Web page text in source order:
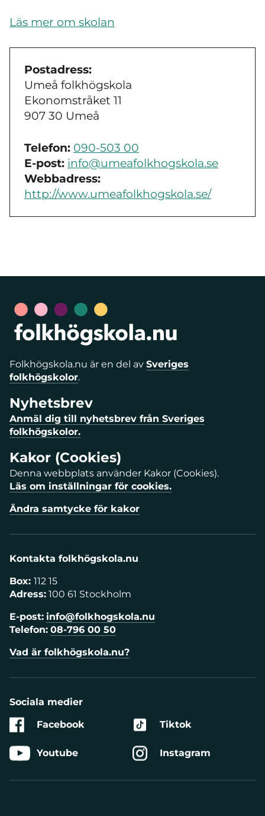
Läs mer om skolan
Postadress:
Umeå folkhögskola
Ekonomstråket 11
907 30 Umeå
Telefon: 090-503 00
E-post: info@umeafolkhogskola.se
Webbadress:
http://www.umeafolkhogskola.se/
Folkhögskola.nu är en del av Sveriges
folkhögskolor.
Nyhetsbrev
Anmäl dig till nyhetsbrev från Sveriges
folkhögskolor.
Kakor (Cookies)
Denna webbplats använder Kakor (Cookies).
Läs om inställningar för cookies.
Ändra samtycke för kakor
Kontakta folkhögskola.nu
Box: 112 15
Adress: 100 61 Stockholm
E-post: info@folkhogskola.nu
Telefon: 08-796 00 50
Vad är folkhögskola.nu?
Sociala medier
Facebook
Youtube
Tiktok
Instagram